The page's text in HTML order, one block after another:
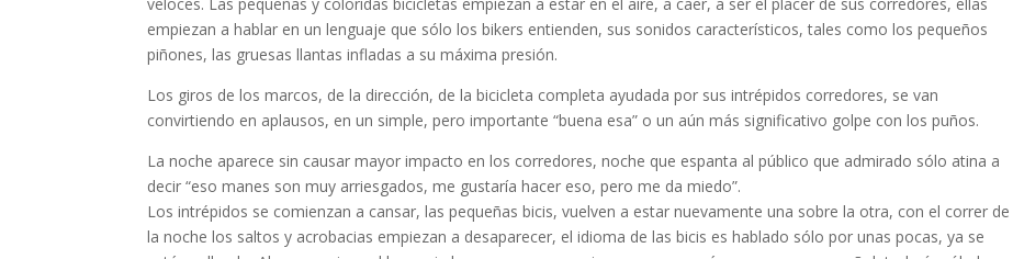
empiezan a hablar en un lenguaje que sólo los bikers entienden, sus sonidos característicos, tales como los pequeños
piñones, las gruesas llantas infladas a su máxima presión.
Los giros de los marcos, de la dirección, de la bicicleta completa ayudada por sus intrépidos corredores, se van
convirtiendo en aplausos, en un simple, pero importante “buena esa” o un aún más significativo golpe con los puños.
La noche aparece sin causar mayor impacto en los corredores, noche que espanta al público que admirado sólo atina a
decir “eso manes son muy arriesgados, me gustaría hacer eso, pero me da miedo”.
Los intrépidos se comienzan a cansar, las pequeñas bicis, vuelven a estar nuevamente una sobre la otra, con el correr de
la noche los saltos y acrobacias empiezan a desaparecer, el idioma de las bicis es hablado sólo por unas pocas, ya se